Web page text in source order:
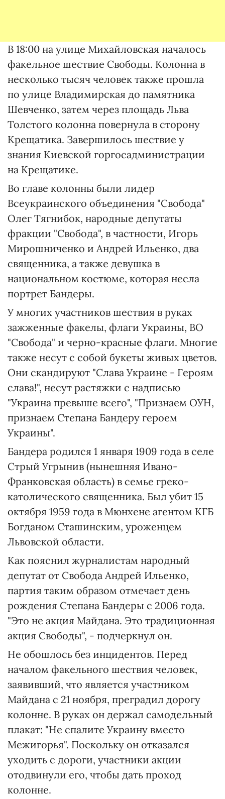
В 18:00 на улице Михайловская началось
факельное шествие Свободы. Колонна в
несколько тысяч человек также прошла
по улице Владимирская до памятника
Шевченко, затем через площадь Льва
Толстого колонна повернула в сторону
Крещатика. Завершилось шествие у
знания Киевской горгосадминистрации
на Крещатике.
Во главе колонны были лидер
Всеукраинского объединения "Свобода"
Олег Тягнибок, народные депутаты
фракции "Свобода", в частности, Игорь
Мирошниченко и Андрей Ильенко, два
священника, а также девушка в
национальном костюме, которая несла
портрет Бандеры.
У многих участников шествия в руках
зажженные факелы, флаги Украины, ВО
"Свобода" и черно-красные флаги. Многие
также несут с собой букеты живых цветов.
Они скандируют "Слава Украине - Героям
слава!", несут растяжки с надписью
"Украина превыше всего", "Признаем ОУН,
признаем Степана Бандеру героем
Украины".
Бандера родился 1 января 1909 года в селе
Стрый Угрынив (нынешняя Ивано-
Франковская область) в семье греко-
католического священника. Был убит 15
октября 1959 года в Мюнхене агентом КГБ
Богданом Сташинским, уроженцем
Львовской области.
Как пояснил журналистам народный
депутат от Свобода Андрей Ильенко,
партия таким образом отмечает день
рождения Степана Бандеры с 2006 года.
"Это не акция Майдана. Это традиционная
акция Свободы", - подчеркнул он.
Не обошлось без инцидентов. Перед
началом факельного шествия человек,
заявивший, что является участником
Майдана с 21 ноября, преградил дорогу
колонне. В руках он держал самодельный
плакат: "Не спалите Украину вместо
Межигорья". Поскольку он отказался
уходить с дороги, участники акции
отодвинули его, чтобы дать проход
колонне.